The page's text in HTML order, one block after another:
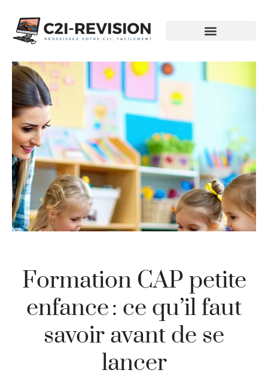
Formation CAP petite
enfance : ce qu’il faut
savoir avant de se
lancer